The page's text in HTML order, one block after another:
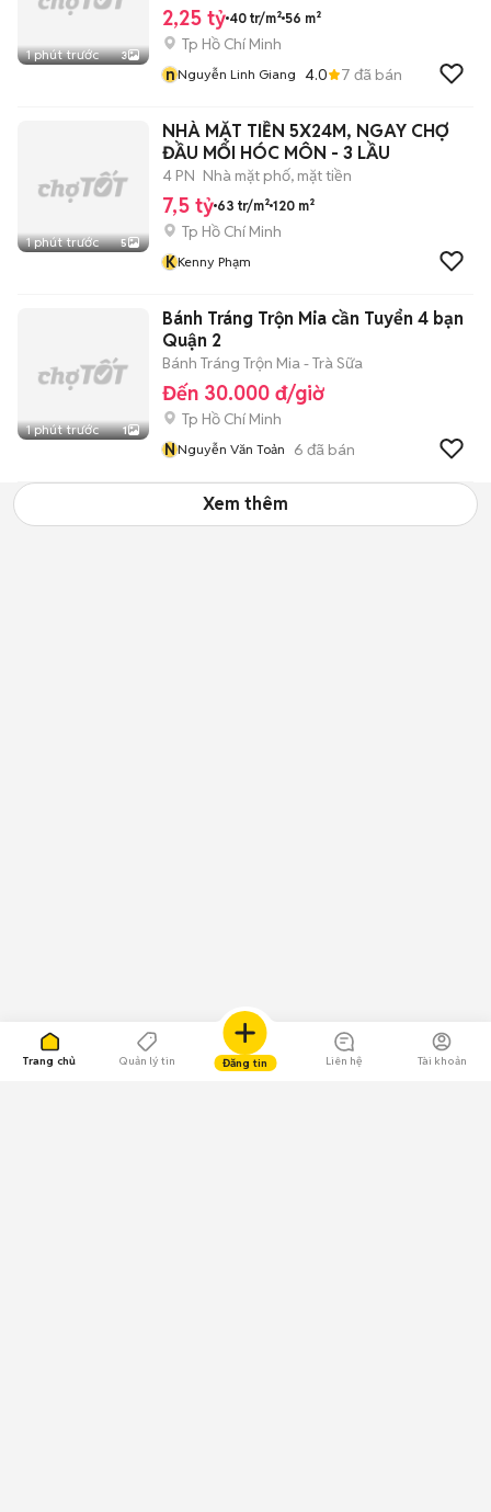
Trang chủ Quản lý tin Đăng tin Liên hệ Tài khoản
1 phút trước 3
2,25 tỷ 40 tr/m² 56 m²
Tp Hồ Chí Minh
nNguyễn Linh Giang 4.0 7 đã bán
1 phút trước 5
NHÀ MẶT TIỀN 5X24M, NGAY CHỢ
ĐẦU MỐI HÓC MÔN - 3 LẦU
4 PN Nhà mặt phố, mặt tiền
7,5 tỷ 63 tr/m² 120 m²
Tp Hồ Chí Minh
KKenny Phạm
1 phút trước 1
Bánh Tráng Trộn Mia cần Tuyển 4 bạn
Quận 2
Bánh Tráng Trộn Mia - Trà Sữa
Đến 30.000 đ/giờ
Tp Hồ Chí Minh
NNguyễn Văn Toản 6 đã bán
Xem thêm